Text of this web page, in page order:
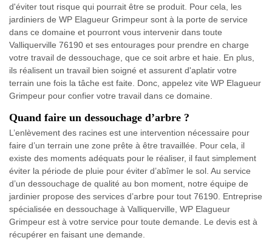
d'éviter tout risque qui pourrait être se produit. Pour cela, les
jardiniers de WP Elagueur Grimpeur sont à la porte de service
dans ce domaine et pourront vous intervenir dans toute
Valliquerville 76190 et ses entourages pour prendre en charge
votre travail de dessouchage, que ce soit arbre et haie. En plus,
ils réalisent un travail bien soigné et assurent d'aplatir votre
terrain une fois la tâche est faite. Donc, appelez vite WP Elagueur
Grimpeur pour confier votre travail dans ce domaine.
Quand faire un dessouchage d’arbre ?
L’enlèvement des racines est une intervention nécessaire pour
faire d’un terrain une zone prête à être travaillée. Pour cela, il
existe des moments adéquats pour le réaliser, il faut simplement
éviter la période de pluie pour éviter d’abîmer le sol. Au service
d’un dessouchage de qualité au bon moment, notre équipe de
jardinier propose des services d’arbre pour tout 76190. Entreprise
spécialisée en dessouchage à Valliquerville, WP Elagueur
Grimpeur est à votre service pour toute demande. Le devis est à
récupérer en faisant une demande.